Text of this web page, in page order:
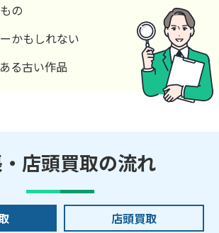
の
かもしれない
る古い作品
店頭買取の流れ
店頭買取